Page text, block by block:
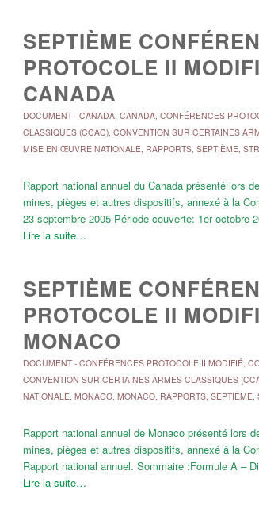
SEPTIÈME
PROTOCOLE II
CANADA
DOCUMENT- CANADA, CANADA, CONFÉRENCES
CLASSIQUES (CCAC), CONVENTION SUR CERTAINES
MISE EN ŒUVRE NATIONALE, RAPPORTS, SEPTIÈME,
Rapport national annuel du Canada présenté lors
mines, pièges et autres dispositifs, annexé à la
23 septembre 2005 Période couverte: 1er octobre
Lire la suite…
SEPTIÈME
PROTOCOLE II
MONACO
DOCUMENT- CONFÉRENCES PROTOCOLE II MODIFIÉ,
CONVENTION SUR CERTAINES ARMES CLASSIQUES
NATIONALE, MONACO, MONACO, RAPPORTS, SEPTIÈME,
Rapport national annuel de Monaco présenté lors
mines, pièges et autres dispositifs, annexé à la
Rapport national annuel. Sommaire :Formule A –
Lire la suite…